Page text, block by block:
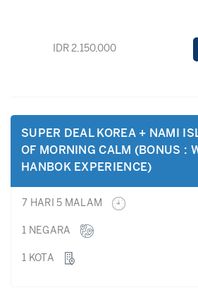
IDR 2,150,000
SUPER DEAL KOREA + NAMI
OF MORNING CALM (BONUS :
HANBOK EXPERIENCE)
7 HARI 5 MALAM
1 NEGARA
1 KOTA